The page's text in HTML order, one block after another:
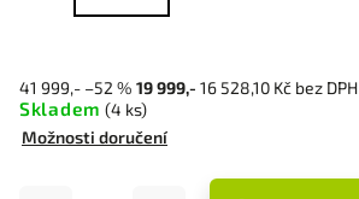
41 999,- –52 % 19 999,- 16 528,10 Kč bez DPH
Skladem (4 ks)
Možnosti doručení